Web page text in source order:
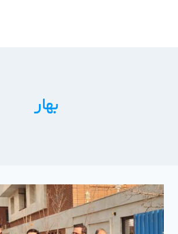
بهار